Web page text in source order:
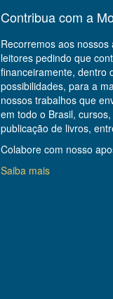
Contribua com a
Recorremos aos nossos
leitores pedindo que
financeiramente, dentro
possibilidades, para a
nossos trabalhos que
em todo o Brasil,
publicação de livros,
Colabore com nosso
Saiba mais